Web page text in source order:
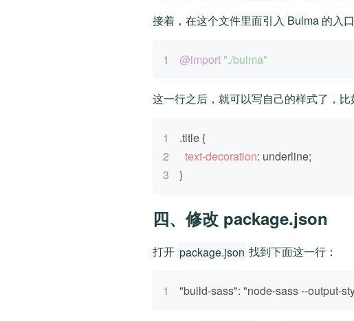
接着，在这个文件里面引入 Bulma 的入口
1 @import "./bulma"
这一行之后，就可以写自己的样式了，比
1
2
3
.title {
text-decoration: underline;
}
四、修改 package.json
打开 package.json 找到下面这一行：
1 "build-sass": "node-sass --output-